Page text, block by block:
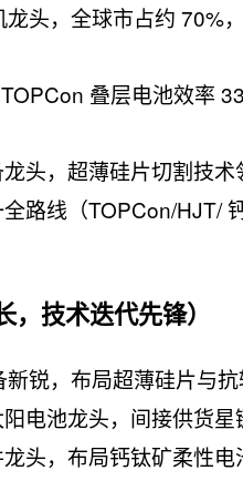
龙头，全球市占约 70%
叠层电池效率
头，超薄硅片切割技术
路线（TOPCon/HJT/
，技术迭代先锋）
锐，布局超薄硅片与
电池龙头，间接供货星
头，布局钙钛矿柔性电